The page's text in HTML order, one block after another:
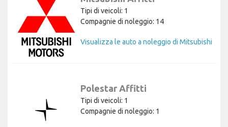
Tipi di veicoli: 1
Compagnie di noleggio: 14
Visualizza le auto a noleggio di Mitsubishi
Polestar Affitti
Tipi di veicoli: 1
Compagnie di noleggio: 1